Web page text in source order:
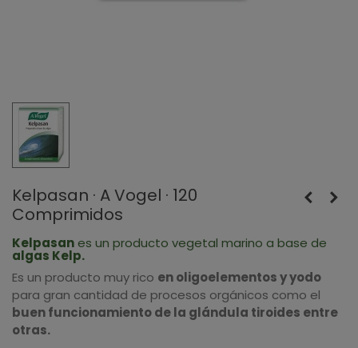
Kelpasan · A Vogel · 120
Comprimidos
Kelpasan es un producto vegetal marino a base de
algas Kelp.
Es un producto muy rico en oligoelementos y yodo
para gran cantidad de procesos orgánicos como el
buen funcionamiento de la glándula tiroides entre
otras.